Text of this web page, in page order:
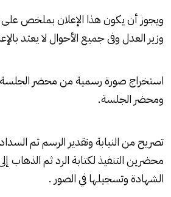
ويجوز أن يكون هذا الإعلان بملخص
وزير العدل وفى جميع الأحوال لا يعتد
استخراج صورة رسمية من محضر الجلسة
ومحضر الجلسة.
تصريح من النيابة وتقدير الرسم ثم
محضرين التنفيذ لكتابة الرد ثم الذهاب
الشهادة وتسجيلها في الصور .